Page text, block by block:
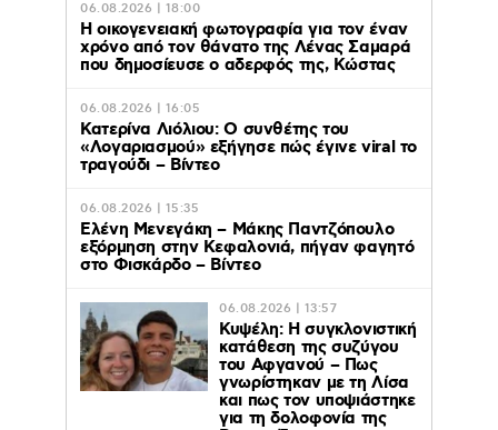
06.08.2026 | 18:00
Η οικογενειακή φωτογραφία για τον έναν
χρόνο από τον θάνατο της Λένας Σαμαρά
που δημοσίευσε ο αδερφός της, Κώστας
06.08.2026 | 16:05
Κατερίνα Λιόλιου: Ο συνθέτης του
«Λογαριασμού» εξήγησε πώς έγινε viral το
τραγούδι – Βίντεο
06.08.2026 | 15:35
Ελένη Μενεγάκη – Μάκης Παντζόπουλο
εξόρμηση στην Κεφαλονιά, πήγαν φαγητό
στο Φισκάρδο – Βίντεο
06.08.2026 | 13:57
Κυψέλη: Η συγκλονιστική
κατάθεση της συζύγου
του Αφγανού – Πως
γνωρίστηκαν με τη Λίσα
και πως τον υποψιάστηκε
για τη δολοφονία της